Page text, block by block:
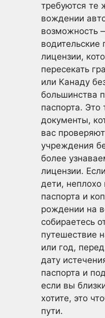
требуются те
вождении
возможность
водительские
лицензии,
пересекать
или Канаду
большинства
паспорта.
документы,
вас
учреждения
более
лицензии.
дети, неплохо
паспорта и
рождении на
собираетесь
путешествие
или год,
дату
паспорта и
если вы
хотите, это
пути.